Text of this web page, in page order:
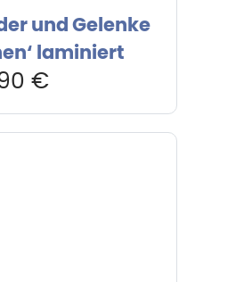
und Gelenke
laminiert
€